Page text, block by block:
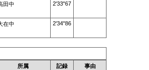
田中 2'33"67
在中 2'34"86
所属 記録
事由